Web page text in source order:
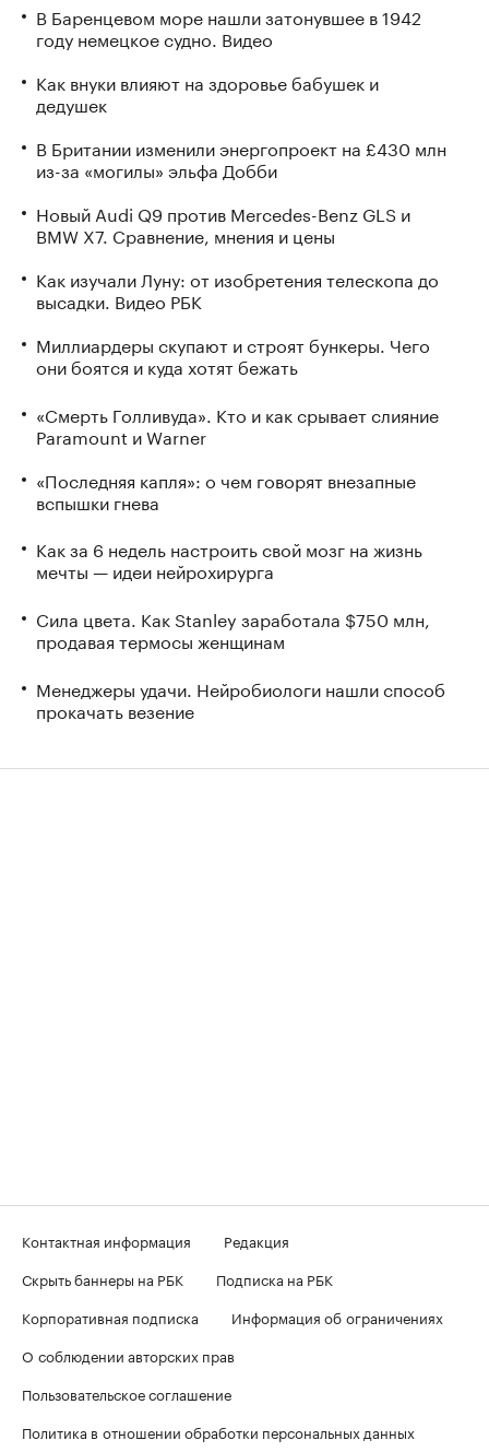
В Баренцевом море нашли затонувшее в 1942
году немецкое судно. Видео
Как внуки влияют на здоровье бабушек и
дедушек
В Британии изменили энергопроект на £430 млн
из-за «могилы» эльфа Добби
Новый Audi Q9 против Mercedes-Benz GLS и
BMW X7. Сравнение, мнения и цены
Как изучали Луну: от изобретения телескопа до
высадки. Видео РБК
Миллиардеры скупают и строят бункеры. Чего
они боятся и куда хотят бежать
«Смерть Голливуда». Кто и как срывает слияние
Paramount и Warner
«Последняя капля»: о чем говорят внезапные
вспышки гнева
Как за 6 недель настроить свой мозг на жизнь
мечты — идеи нейрохирурга
Сила цвета. Как Stanley заработала $750 млн,
продавая термосы женщинам
Менеджеры удачи. Нейробиологи нашли способ
прокачать везение
Контактная информация
Редакция
Скрыть баннеры на РБК
Подписка на РБК
Корпоративная подписка
Информация об ограничениях
О соблюдении авторских прав
Пользовательское соглашение
Политика в отношении обработки персональных данных